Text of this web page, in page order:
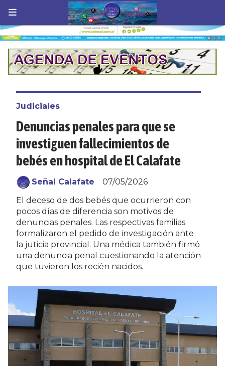
Denuncias penales para que se
investiguen fallecimientos de
bebés en hospital de El Calafate
El deceso de dos bebés que ocurrieron con
pocos días de diferencia son motivos de
denuncias penales. Las respectivas familias
formalizaron el pedido de investigación ante
la juticia provincial. Una médica también firmó
una denuncia penal cuestionando la atención
que tuvieron los recién nacidos.
Judiciales
07/05/2026
Señal Calafate